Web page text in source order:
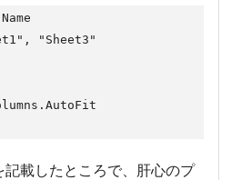
載したところで、肝心のプ